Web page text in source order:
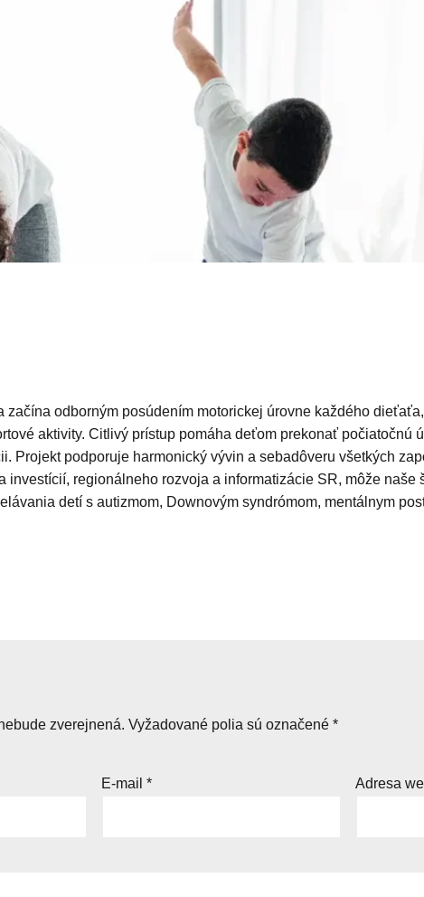
odborným posúdením motorickej úrovne každého
aktivity. Citlivý prístup pomáha deťom prekonať počiatočnú
Projekt podporuje harmonický vývin a sebadôveru všetkých
investícií, regionálneho rozvoja a informatizácie SR, môže naše
detí s autizmom, Downovým syndrómom, mentálnym
zverejnená. Vyžadované polia sú označené *
E-mail * Adresa